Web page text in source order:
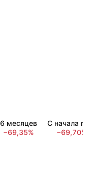
6 месяцев
−69,35%
С начала
−69,70%